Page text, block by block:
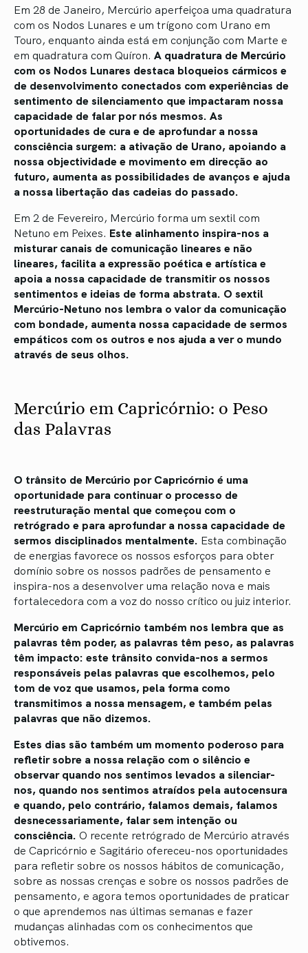
Em 28 de Janeiro, Mercúrio aperfeiçoa uma quadratura
com os Nodos Lunares e um trígono com Urano em
Touro, enquanto ainda está em conjunção com Marte e
em quadratura com Quíron. A quadratura de Mercúrio
com os Nodos Lunares destaca bloqueios cármicos e
de desenvolvimento conectados com experiências de
sentimento de silenciamento que impactaram nossa
capacidade de falar por nós mesmos. As
oportunidades de cura e de aprofundar a nossa
consciência surgem: a ativação de Urano, apoiando a
nossa objectividade e movimento em direcção ao
futuro, aumenta as possibilidades de avanços e ajuda
a nossa libertação das cadeias do passado.
Em 2 de Fevereiro, Mercúrio forma um sextil com
Netuno em Peixes. Este alinhamento inspira-nos a
misturar canais de comunicação lineares e não
lineares, facilita a expressão poética e artística e
apoia a nossa capacidade de transmitir os nossos
sentimentos e ideias de forma abstrata. O sextil
Mercúrio-Netuno nos lembra o valor da comunicação
com bondade, aumenta nossa capacidade de sermos
empáticos com os outros e nos ajuda a ver o mundo
através de seus olhos.
Mercúrio em Capricórnio: o Peso
das Palavras
O trânsito de Mercúrio por Capricórnio é uma
oportunidade para continuar o processo de
reestruturação mental que começou com o
retrógrado e para aprofundar a nossa capacidade de
sermos disciplinados mentalmente. Esta combinação
de energias favorece os nossos esforços para obter
domínio sobre os nossos padrões de pensamento e
inspira-nos a desenvolver uma relação nova e mais
fortalecedora com a voz do nosso crítico ou juiz interior.
Mercúrio em Capricórnio também nos lembra que as
palavras têm poder, as palavras têm peso, as palavras
têm impacto: este trânsito convida-nos a sermos
responsáveis pelas palavras que escolhemos, pelo
tom de voz que usamos, pela forma como
transmitimos a nossa mensagem, e também pelas
palavras que não dizemos.
Estes dias são também um momento poderoso para
refletir sobre a nossa relação com o silêncio e
observar quando nos sentimos levados a silenciar-
nos, quando nos sentimos atraídos pela autocensura
e quando, pelo contrário, falamos demais, falamos
desnecessariamente, falar sem intenção ou
consciência. O recente retrógrado de Mercúrio através
de Capricórnio e Sagitário ofereceu-nos oportunidades
para refletir sobre os nossos hábitos de comunicação,
sobre as nossas crenças e sobre os nossos padrões de
pensamento, e agora temos oportunidades de praticar
o que aprendemos nas últimas semanas e fazer
mudanças alinhadas com os conhecimentos que
obtivemos.